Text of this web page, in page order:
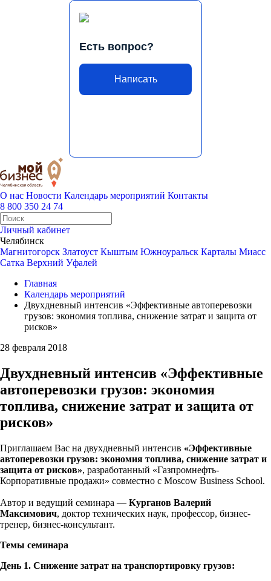
Есть вопрос?
Написать
О нас Новости Календарь мероприятий Контакты
8 800 350 24 74
Личный кабинет
Челябинск
Магнитогорск Златоуст Кыштым Южноуральск Карталы Миасс
Сатка Верхний Уфалей
Главная
Календарь мероприятий
Двухдневный интенсив «Эффективные автоперевозки
грузов: экономия топлива, снижение затрат и защита от
рисков»
28 февраля 2018
Двухдневный интенсив «Эффективные
автоперевозки грузов: экономия
топлива, снижение затрат и защита от
рисков»
Приглашаем Вас на двухдневный интенсив «Эффективные
автоперевозки грузов: экономия топлива, снижение затрат и
защита от рисков», разработанный «Газпромнефть-
Корпоративные продажи» совместно с Moscow Business School.
Автор и ведущий семинара — Курганов Валерий
Максимович, доктор технических наук, профессор, бизнес-
тренер, бизнес-консультант.
Темы семинара
День 1. Снижение затрат на транспортировку грузов: